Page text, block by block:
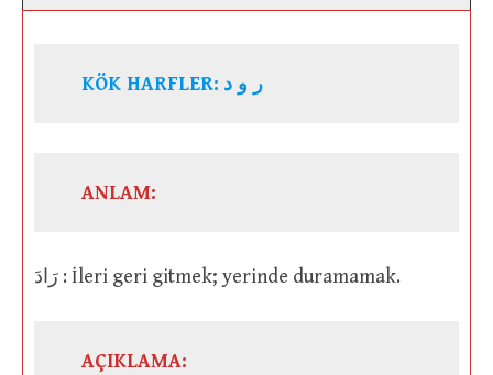
KÖK HARFLER: ر و د
ANLAM:
رَادَ : İleri geri gitmek; yerinde duramamak.
AÇIKLAMA: